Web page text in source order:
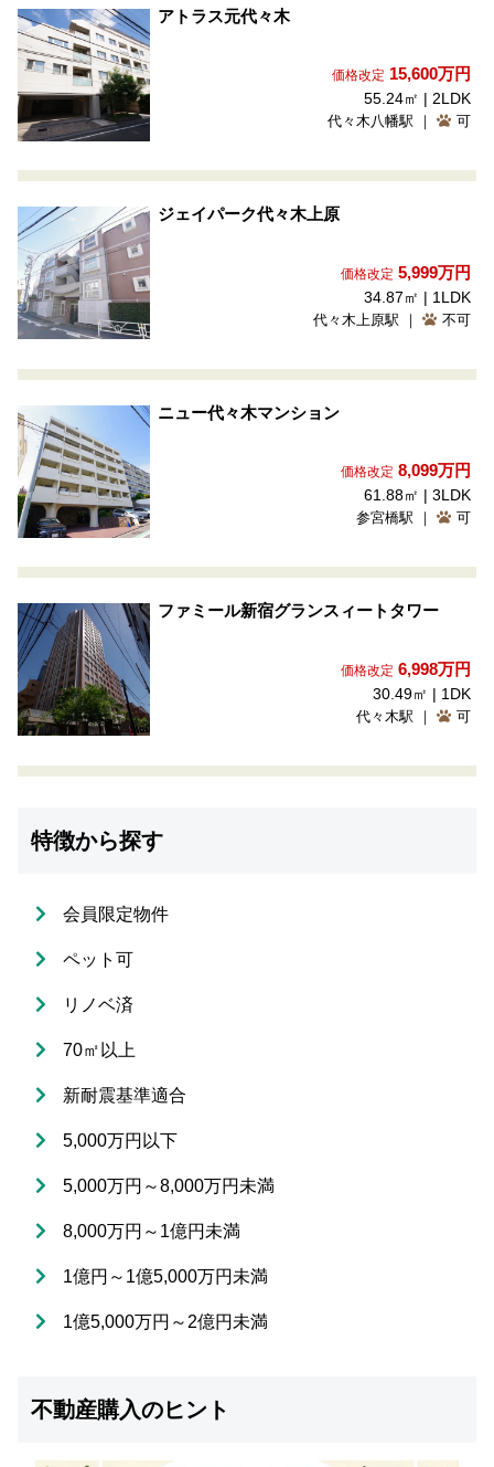
アトラス元代々木
価格改定 15,600万円
55.24㎡ | 2LDK
代々木八幡駅 ｜ 可
ジェイパーク代々木上原
価格改定 5,999万円
34.87㎡ | 1LDK
代々木上原駅 ｜ 不可
ニュー代々木マンション
価格改定 8,099万円
61.88㎡ | 3LDK
参宮橋駅 ｜ 可
ファミール新宿グランスィートタワー
価格改定 6,998万円
30.49㎡ | 1DK
代々木駅 ｜ 可
特徴から探す
会員限定物件
ペット可
リノベ済
70㎡以上
新耐震基準適合
5,000万円以下
5,000万円～8,000万円未満
8,000万円～1億円未満
1億円～1億5,000万円未満
1億5,000万円～2億円未満
不動産購入のヒント